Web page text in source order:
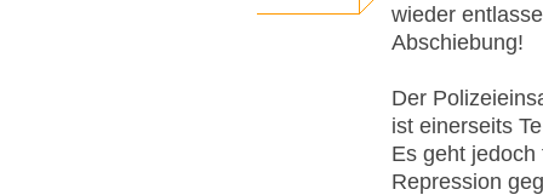
wieder
Abschiebung!
Der
ist einerseits
Es geht
Repression